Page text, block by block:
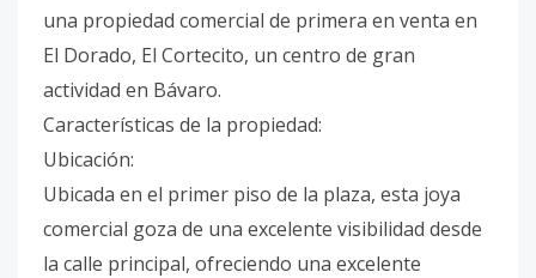
una propiedad comercial de primera en venta en
El Dorado, El Cortecito, un centro de gran
actividad en Bávaro.
Características de la propiedad:
Ubicación:
Ubicada en el primer piso de la plaza, esta joya
comercial goza de una excelente visibilidad desde
la calle principal, ofreciendo una excelente